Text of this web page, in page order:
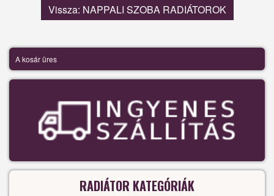
Vissza: NAPPALI SZOBA RADIÁTOROK
A kosár üres
RADIÁTOR KATEGÓRIÁK